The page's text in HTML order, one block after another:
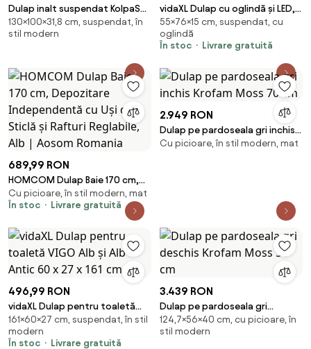
Dulap inalt suspendat KolpaSan
Malaya stejar natural 100 cm
130×100×31,8 cm, suspendat, în
stil modern
vidaXL Dulap cu oglindă și LED,
gri sonoma, 76x15x55 cm
55×76×15 cm, suspendat, cu
oglindă
În stoc
Livrare gratuită
689,99 RON
HOMCOM Dulap Baie 170 cm,
Depozitare Independentă cu
Uși din Sticlă și Rafturi Reglabile,
Cu picioare, în stil modern, mat
În stoc
Livrare gratuită
2.949 RON
Dulap pe pardoseala gri inchis
Krofam Moss 70 cm
Cu picioare, în stil modern, mat
496,99 RON
vidaXL Dulap pentru toaletă
VIGO Alb și Alb Antic 60 x 27 x
161 cm
161×60×27 cm, suspendat, în stil
modern
În stoc
Livrare gratuită
3.439 RON
Dulap pe pardoseala gri
deschis Krofam Moss 50 cm
124,7×56×40 cm, cu picioare, în
stil modern